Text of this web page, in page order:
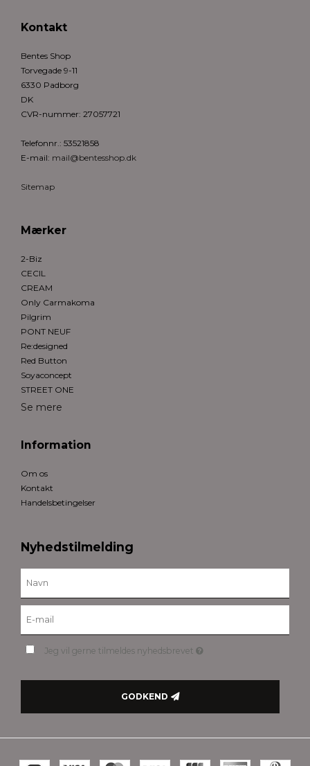
Kontakt
Bentes Shop
Torvegade 9-11
6330 Padborg
DK
CVR-nummer: 27057721
Telefonnr.: 53521858
E-mail: mail@bentesshop.dk
Sitemap
Mærker
2-Biz
CECIL
CREAM
Only Carmakoma
Pilgrim
PONT NEUF
Re:designed
Red Button
Soyaconcept
STREET ONE
Se mere
Information
Om os
Kontakt
Handelsbetingelser
Nyhedstilmelding
Jeg vil gerne tilmeldes nyhedsbrevet
GODKEND